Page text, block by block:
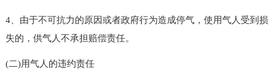
4、由于不可抗力的原因或者政府行为造成停气，使用气人受到损
失的，供气人不承担赔偿责任。
(二)用气人的违约责任